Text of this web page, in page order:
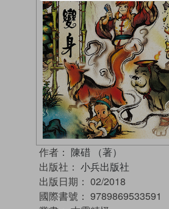
作者： 陳碏 （著）
出版社： 小兵出版社
出版日期： 02/2018
國際書號： 9789869533591